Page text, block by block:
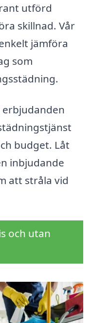
utförd
skillnad. Vår
jämföra
som
erbjudanden
budget. Låt
inbjudande
att stråla vid
och utan